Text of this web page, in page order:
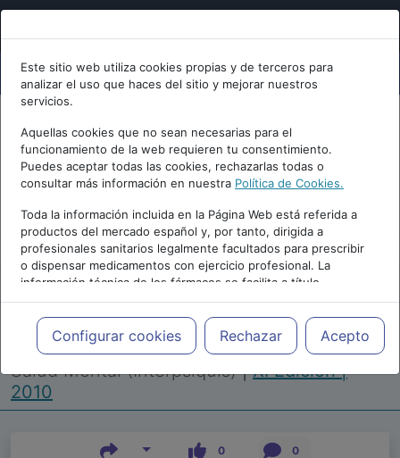
Este sitio web utiliza cookies propias y de terceros para
analizar el uso que haces del sitio y mejorar nuestros
servicios.
Aquellas cookies que no sean necesarias para el
funcionamiento de la web requieren tu consentimiento.
Puedes aceptar todas las cookies, rechazarlas todas o
consultar más información en nuestra Política de Cookies.
Toda la información incluida en la Página Web está referida a
productos del mercado español y, por tanto, dirigida a
profesionales sanitarios legalmente facultados para prescribir
o dispensar medicamentos con ejercicio profesional. La
información técnica de los fármacos se facilita a título
meramente informativo, siendo responsabilidad de los
profesionales facultados prescribir medicamentos y decidir, en
cada caso concreto, el tratamiento más adecuado a las
necesidades del paciente.
Configurar cookies Rechazar Acepto
Repositorio de Artículos |Congreso Virtual
Internacional de Psiquiatría, Psicología y
Salud Mental (Interpsiquis)|XI Edición |
2010
0 0